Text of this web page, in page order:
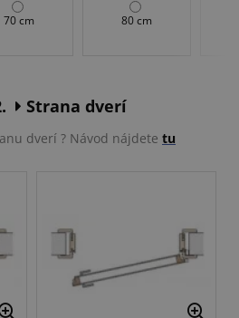
70 cm 80 cm
Strana dverí
dverí ? Návod nájdete tu